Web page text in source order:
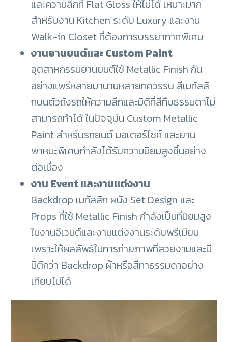
และความลึกที่ Flat Gloss ให้ไม่ได้ เหมาะมาก
สำหรับงาน Kitchen ระดับ Luxury และงาน
Walk-in Closet ที่ต้องการบรรยากาศพิเศษ
งานยานยนต์และ Custom Paint
อุตสาหกรรมยานยนต์ใช้ Metallic Finish กัน
อย่างแพร่หลายมานานหลายทศวรรษ สีเมทัลลิ
กบนตัวถังรถให้ความลึกและมิติที่สีทึบธรรมดาไม่
สามารถทำได้ ในปัจจุบัน Custom Metallic
Paint สำหรับรถยนต์ มอเตอร์ไซค์ และยาน
พาหนะพิเศษกำลังได้รับความนิยมสูงขึ้นอย่าง
ต่อเนื่อง
งาน Event และงานแต่งงาน
Backdrop เมทัลลิก ผนัง Set Design และ
Props ที่ใช้ Metallic Finish กำลังเป็นที่นิยมสูง
ในงานอีเวนต์และงานแต่งงานระดับพรีเมียม
เพราะให้ผลลัพธ์ในการถ่ายภาพที่สวยงามและมี
มิติกว่า Backdrop ผ้าหรือสีทาธรรมดาอย่าง
เทียบไม่ได้